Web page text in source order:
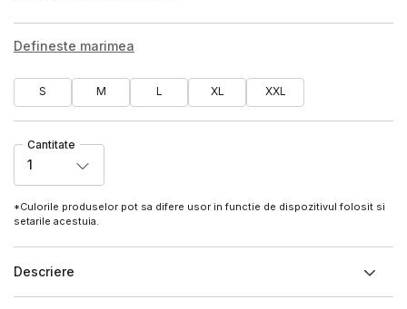
Defineste marimea
S M L XL XXL
Cantitate
1
*Culorile produselor pot sa difere usor in functie de dispozitivul folosit si
setarile acestuia.
Descriere